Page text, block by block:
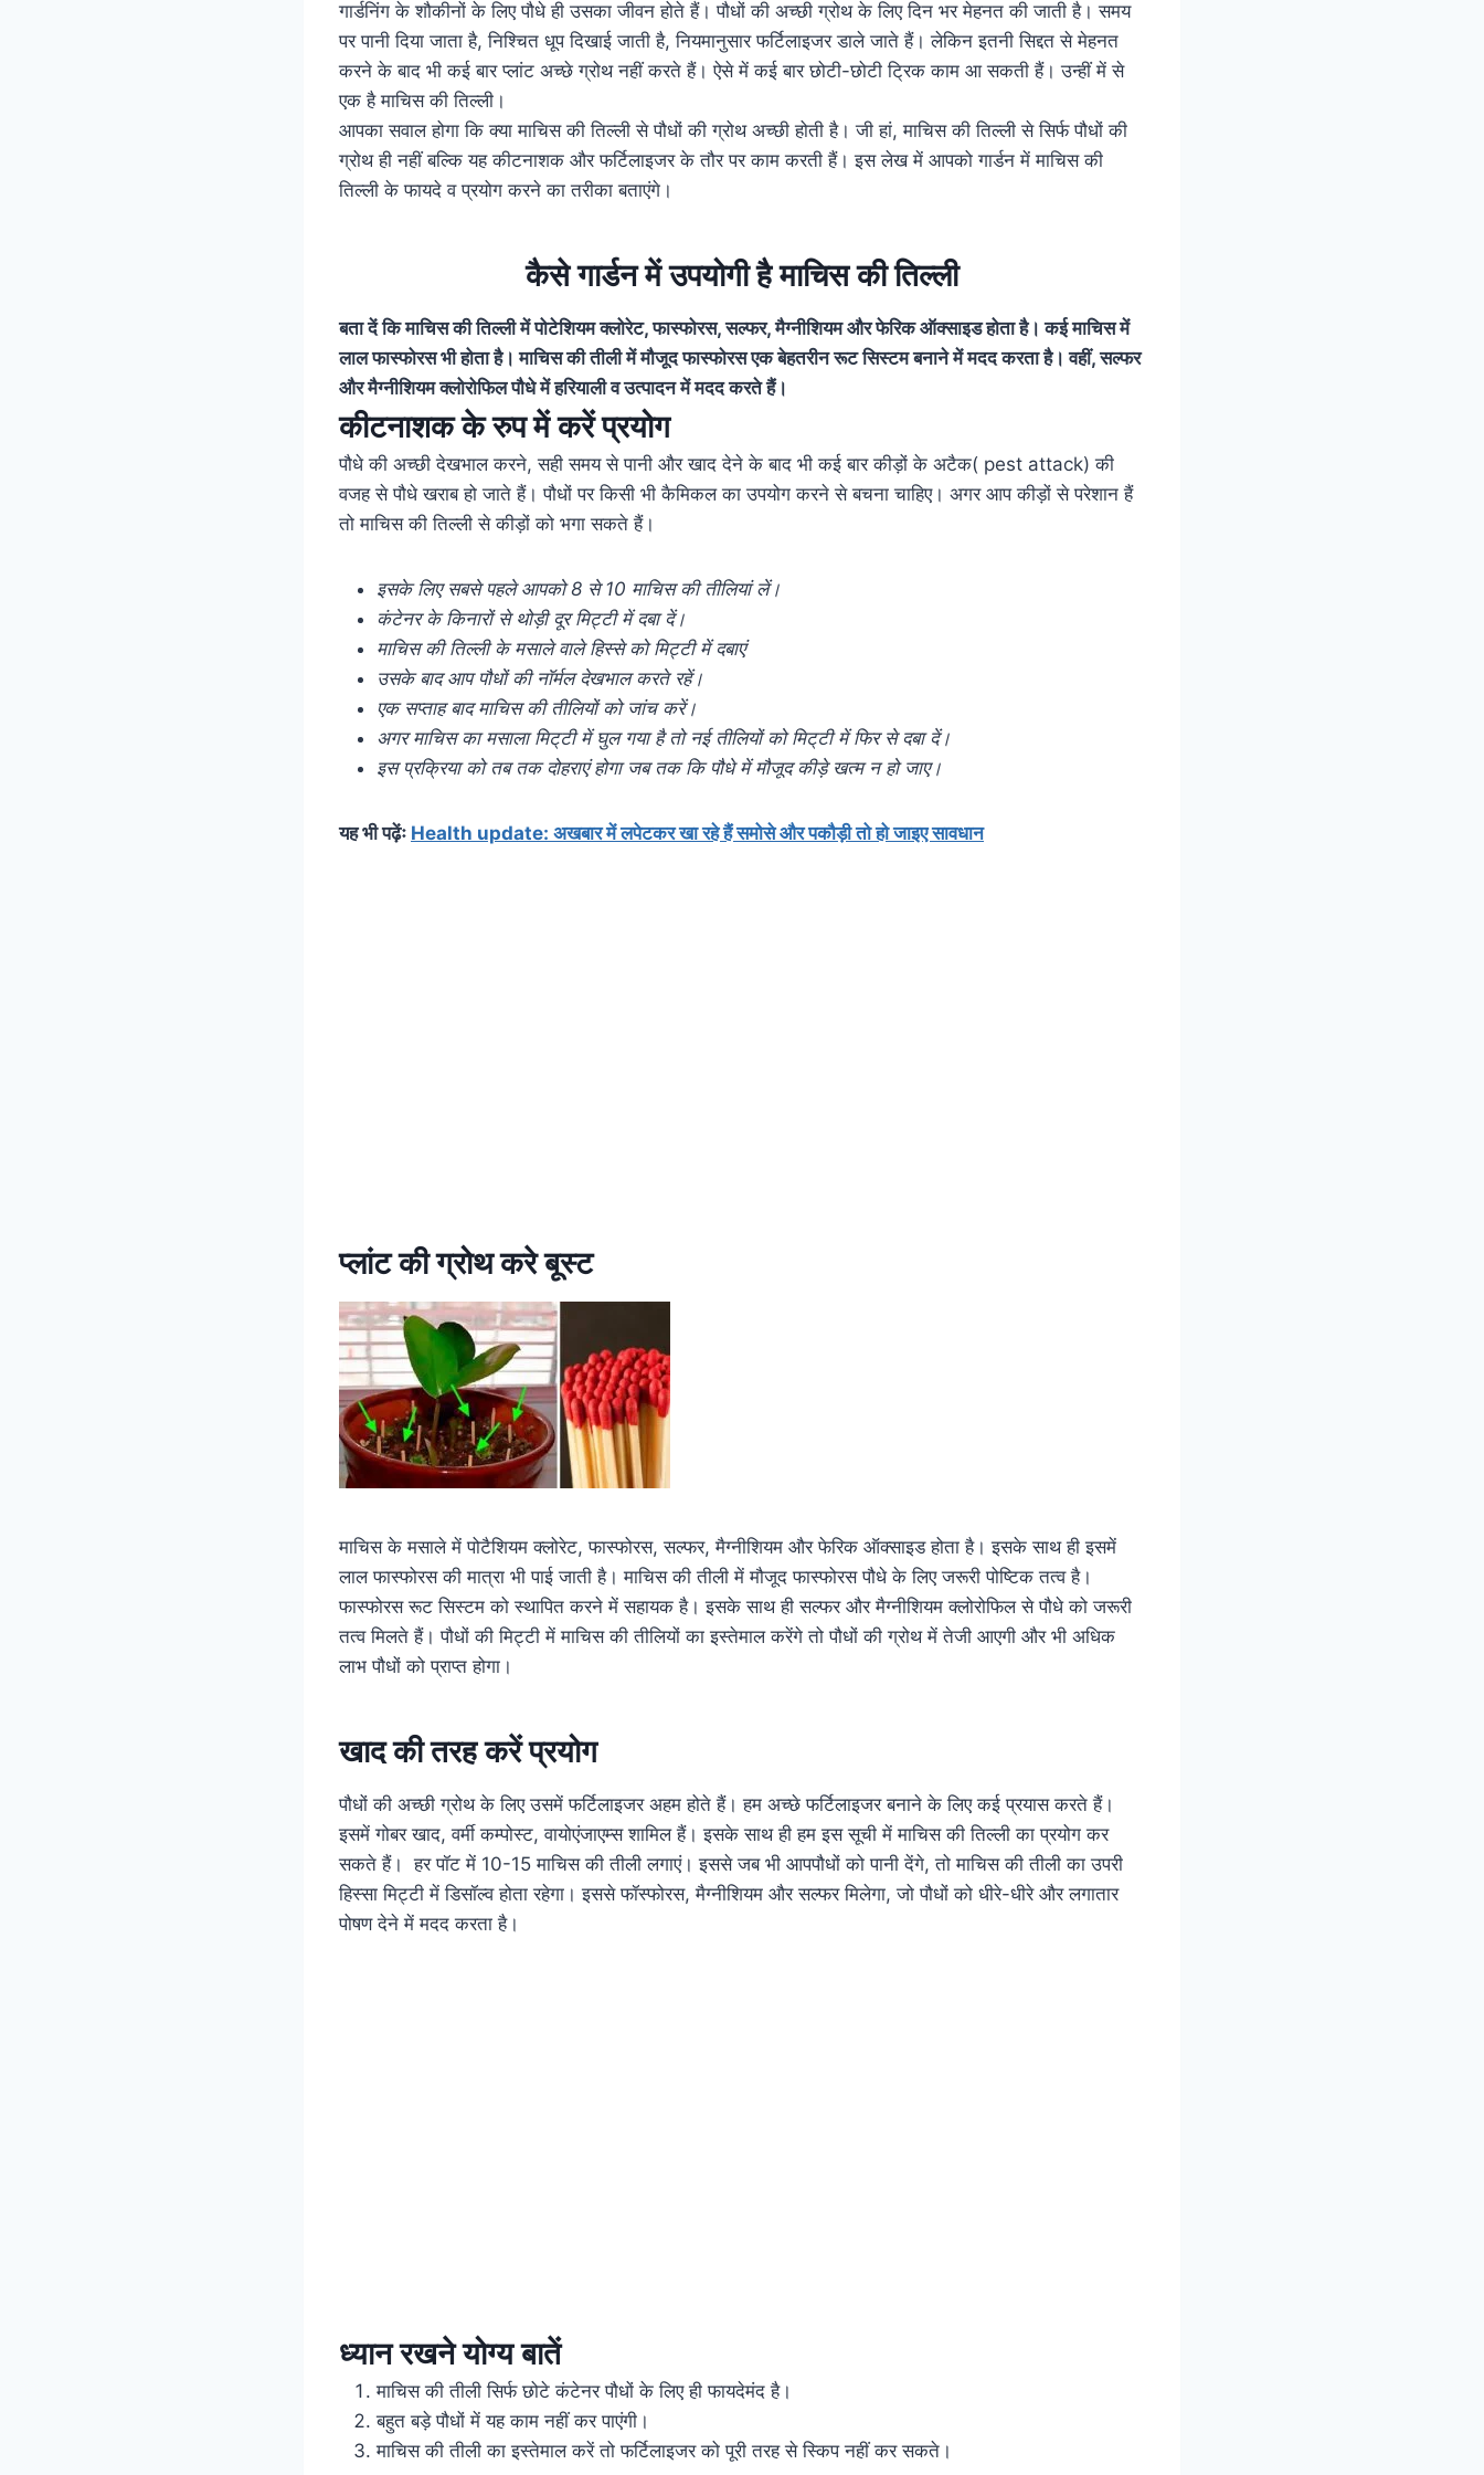
गार्डनिंग के शौकीनों के लिए पौधे ही उसका जीवन होते हैं। पौधों की अच्छी ग्रोथ के लिए दिन भर मेहनत की जाती है। समय
पर पानी दिया जाता है, निश्चित धूप दिखाई जाती है, नियमानुसार फर्टिलाइजर डाले जाते हैं। लेकिन इतनी सिद्दत से मेहनत
करने के बाद भी कई बार प्लांट अच्छे ग्रोथ नहीं करते हैं। ऐसे में कई बार छोटी-छोटी ट्रिक काम आ सकती हैं। उन्हीं में से
एक है माचिस की तिल्ली।
आपका सवाल होगा कि क्या माचिस की तिल्ली से पौधों की ग्रोथ अच्छी होती है। जी हां, माचिस की तिल्ली से सिर्फ पौधों की
ग्रोथ ही नहीं बल्कि यह कीटनाशक और फर्टिलाइजर के तौर पर काम करती हैं। इस लेख में आपको गार्डन में माचिस की
तिल्ली के फायदे व प्रयोग करने का तरीका बताएंगे।
कैसे गार्डन में उपयोगी है माचिस की तिल्ली
बता दें कि माचिस की तिल्ली में पोटेशियम क्लोरेट, फास्फोरस, सल्फर, मैग्नीशियम और फेरिक ऑक्साइड होता है। कई माचिस में
लाल फास्फोरस भी होता है। माचिस की तीली में मौजूद फास्फोरस एक बेहतरीन रूट सिस्टम बनाने में मदद करता है। वहीं, सल्फर
और मैग्नीशियम क्लोरोफिल पौधे में हरियाली व उत्पादन में मदद करते हैं।
कीटनाशक के रुप में करें प्रयोग
पौधे की अच्छी देखभाल करने, सही समय से पानी और खाद देने के बाद भी कई बार कीड़ों के अटैक( pest attack) की
वजह से पौधे खराब हो जाते हैं। पौधों पर किसी भी कैमिकल का उपयोग करने से बचना चाहिए। अगर आप कीड़ों से परेशान हैं
तो माचिस की तिल्ली से कीड़ों को भगा सकते हैं।
इसके लिए सबसे पहले आपको 8 से 10 माचिस की तीलियां लें।
कंटेनर के किनारों से थोड़ी दूर मिट्टी में दबा दें।
माचिस की तिल्ली के मसाले वाले हिस्से को मिट्टी में दबाएं
उसके बाद आप पौधों की नाॅर्मल देखभाल करते रहें।
एक सप्ताह बाद माचिस की तीलियों को जांच करें।
अगर माचिस का मसाला मिट्‌टी में घुल गया है तो नई तीलियों को मिट्‌टी में फिर से दबा दें।
इस प्रक्रिया को तब तक दोहराएं होगा जब तक कि पौधे में मौजूद कीड़े खत्म न हो जाए।
यह भी पढ़ेंः Health update: अखबार में लपेटकर खा रहे हैं समोसे और पकौड़ी तो हो जाइए सावधान
प्लांट की ग्रोथ करे बूस्ट
माचिस के मसाले में पोटैशियम क्लोरेट, फास्फोरस, सल्फर, मैग्नीशियम और फेरिक ऑक्साइड होता है। इसके साथ ही इसमें
लाल फास्फोरस की मात्रा भी पाई जाती है। माचिस की तीली में मौजूद फास्फोरस पौधे के लिए जरूरी पोष्टिक तत्व है।
फास्फोरस रूट सिस्टम को स्थापित करने में सहायक है। इसके साथ ही सल्फर और मैग्नीशियम क्लोरोफिल से पौधे को जरूरी
तत्व मिलते हैं। पौधों की मिट्टी में माचिस की तीलियों का इस्तेमाल करेंगे तो पौधों की ग्रोथ में तेजी आएगी और भी अधिक
लाभ पौधों को प्राप्त होगा।
खाद की तरह करें प्रयोग
पौधों की अच्छी ग्रोथ के लिए उसमें फर्टिलाइजर अहम होते हैं। हम अच्छे फर्टिलाइजर बनाने के लिए कई प्रयास करते हैं।
इसमें गोबर खाद, वर्मी कम्पोस्ट, वायोएंजाएम्स शामिल हैं। इसके साथ ही हम इस सूची में माचिस की तिल्ली का प्रयोग कर
सकते हैं। हर पॉट में 10-15 माचिस की तीली लगाएं। इससे जब भी आपपौधों को पानी देंगे, तो माचिस की तीली का उपरी
हिस्सा मिट्टी में डिसॉल्व होता रहेगा। इससे फॉस्फोरस, मैग्नीशियम और सल्फर मिलेगा, जो पौधों को धीरे-धीरे और लगातार
पोषण देने में मदद करता है।
ध्यान रखने योग्य बातें
माचिस की तीली सिर्फ छोटे कंटेनर पौधों के लिए ही फायदेमंद है।
बहुत बड़े पौधों में यह काम नहीं कर पाएंगी।
माचिस की तीली का इस्तेमाल करें तो फर्टिलाइजर को पूरी तरह से स्किप नहीं कर सकते।